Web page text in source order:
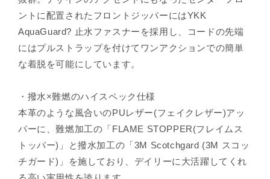
ントに配置されたフロントジッパーにはYKK
AquaGuard? 止水ファスナーを採用し、コードの先端
にはプルストラップを付けてワンアクションでの簡単
な着脱を可能にしています。
・撥水×難燃のハイスペック仕様
本革のような風合いのPUレザー(フェイクレザー)アッ
パーに、難燃加工の「FLAME STOPPER(フレイムス
トッパー)」と撥水加工の「3M Scotchgard (3M スコッ
チガード)」を施しており、デイリーに大活躍してくれ